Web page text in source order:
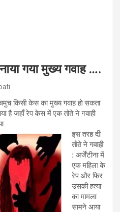
गया मुख्य गवाह ….
किसी केस का मुख्य गवाह हो सकता
है जहाँ रेप केस में एक तोते ने गवाही
इस तरह दी
तोते ने गवाही
: अर्जेंटीना में
एक महिला के
रेप और फिर
उसकी हत्या
का मामला
सामने आया